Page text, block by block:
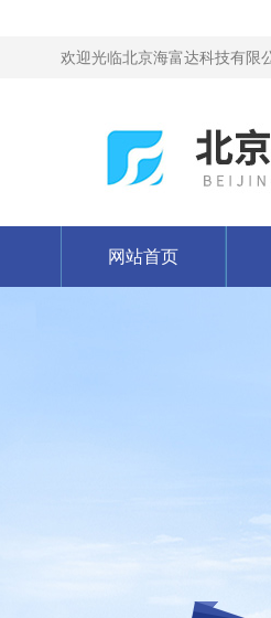
欢迎光临北京海富达科技有限
网站首页